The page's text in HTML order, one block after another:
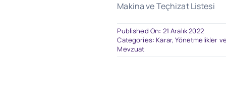
Makina ve Teçhizat Listesi
Published On: 21 Aralık 2022
Categories: Karar, Yönetmelikler
Mevzuat